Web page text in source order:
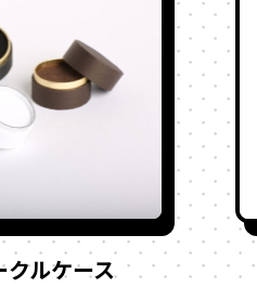
クルケース